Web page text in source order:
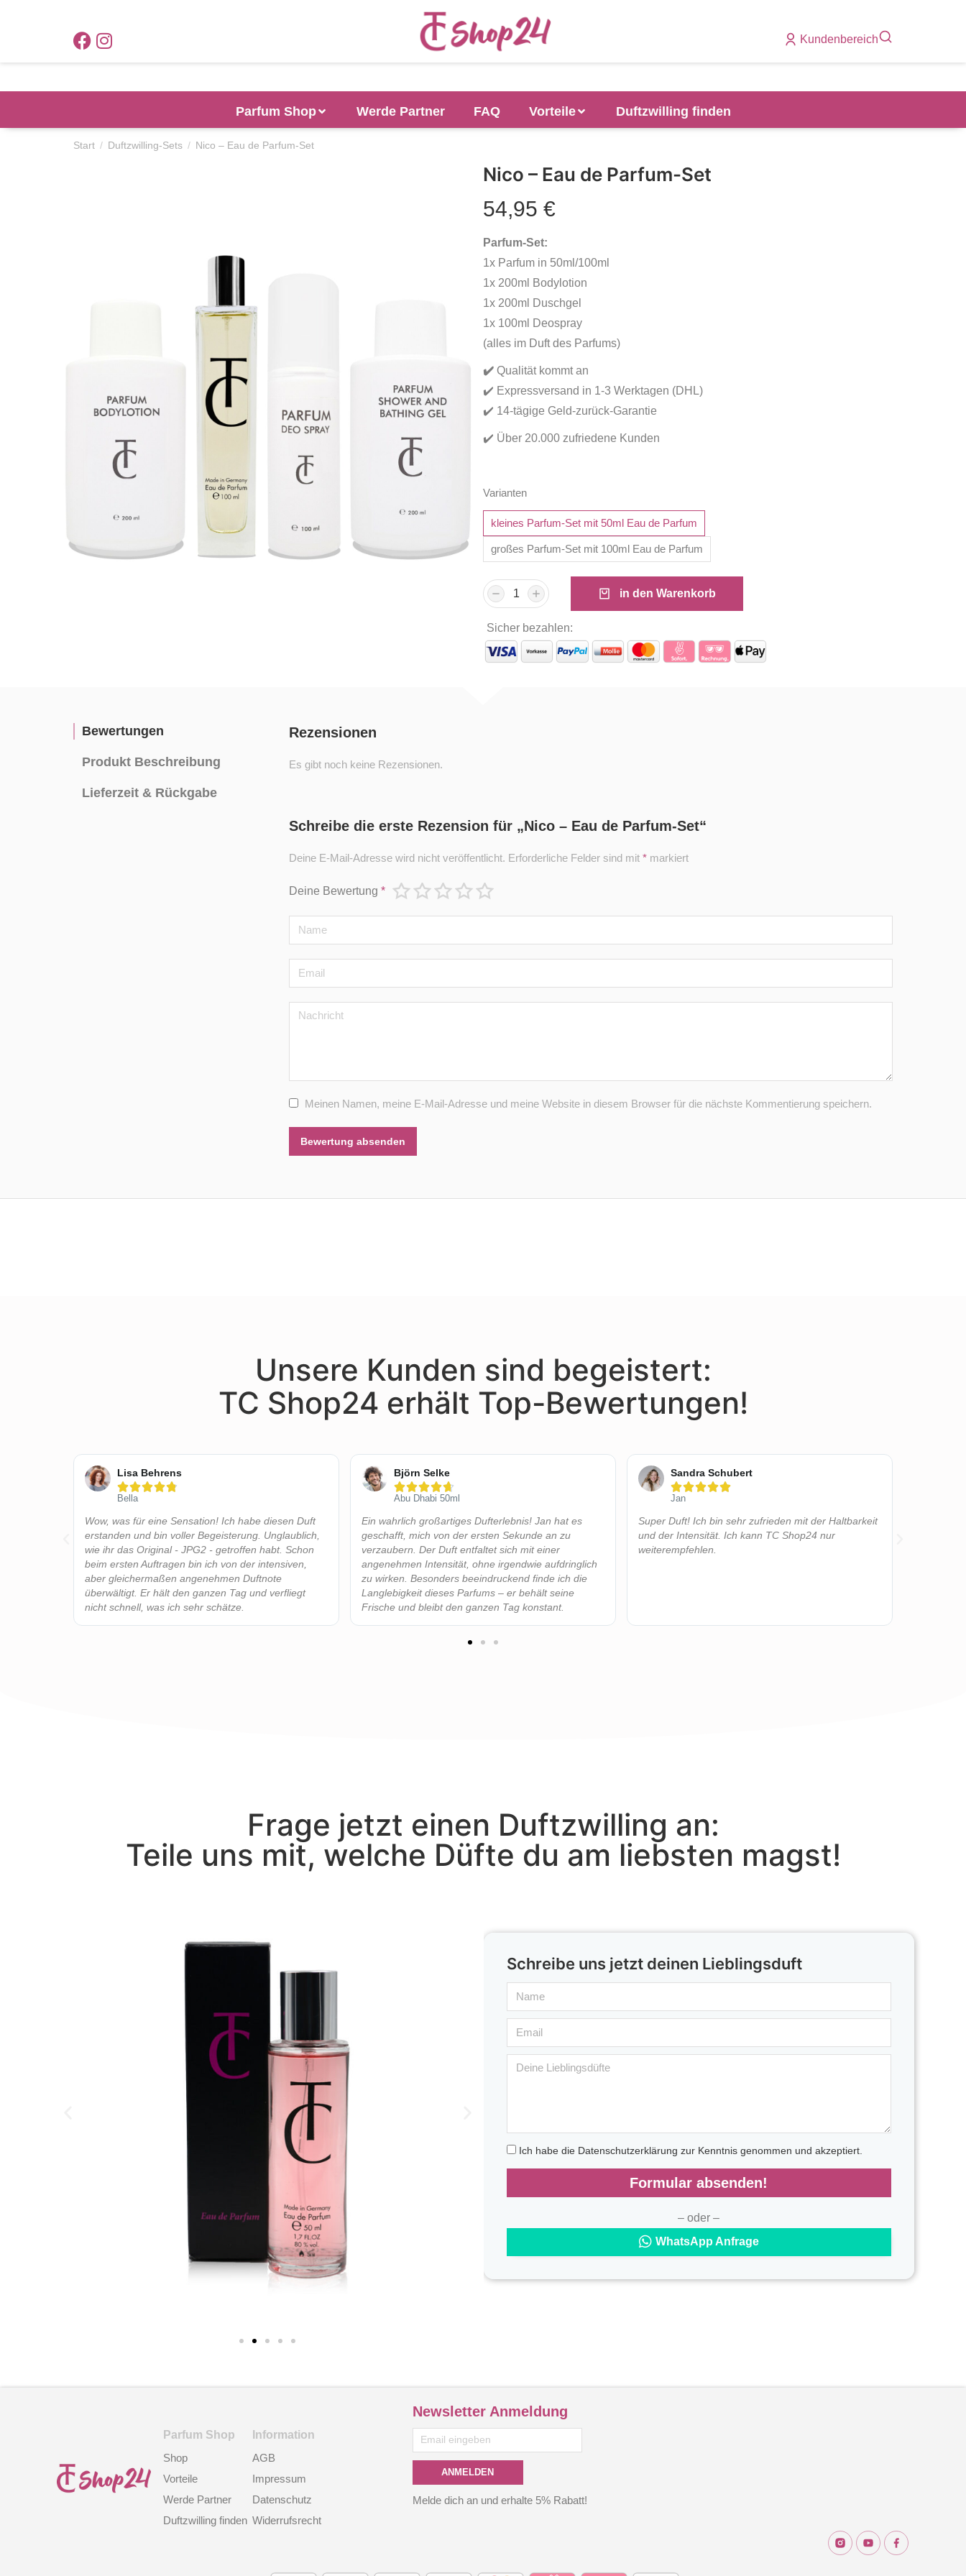
Kundenbereich
Parfum Shop Werde Partner FAQ Vorteile Duftzwilling finden
Sie befinden sich hier:
Start Duftzwilling-Sets Nico – Eau de Parfum-Set
Nico – Eau de Parfum-Set
54,95 €
Parfum-Set:
1x Parfum in 50ml/100ml
1x 200ml Bodylotion
1x 200ml Duschgel
1x 100ml Deospray
(alles im Duft des Parfums)
✔ Qualität kommt an
✔️ Expressversand in 1-3 Werktagen (DHL)
✔️ 14-tägige Geld-zurück-Garantie
✔️ Über 20.000 zufriedene Kunden
Varianten
kleines Parfum-Set mit 50ml Eau de Parfum
großes Parfum-Set mit 100ml Eau de Parfum
in den Warenkorb
Sicher bezahlen:
Bewertungen
Produkt Beschreibung
Lieferzeit & Rückgabe
Rezensionen
Es gibt noch keine Rezensionen.
Schreibe die erste Rezension für „Nico – Eau de Parfum-Set“
Deine E-Mail-Adresse wird nicht veröffentlicht. Erforderliche Felder sind mit * markiert
Deine Bewertung *
Meinen Namen, meine E-Mail-Adresse und meine Website in diesem Browser für die nächste Kommentierung speichern.
Bewertung absenden
Unsere Kunden sind begeistert:
TC Shop24 erhält Top-Bewertungen!
Lisa Behrens

Bella
Wow, was für eine Sensation! Ich habe diesen Duft
erstanden und bin voller Begeisterung. Unglaublich,
wie ihr das Original - JPG2 - getroffen habt. Schon
beim ersten Auftragen bin ich von der intensiven,
aber gleichermaßen angenehmen Duftnote
überwältigt. Er hält den ganzen Tag und verfliegt
nicht schnell, was ich sehr schätze.
Björn Selke

Abu Dhabi 50ml
Ein wahrlich großartiges Dufterlebnis! Jan hat es
geschafft, mich von der ersten Sekunde an zu
verzaubern. Der Duft entfaltet sich mit einer
angenehmen Intensität, ohne irgendwie aufdringlich
zu wirken. Besonders beeindruckend finde ich die
Langlebigkeit dieses Parfums – er behält seine
Frische und bleibt den ganzen Tag konstant.
Sandra Schubert

Jan
Super Duft! Ich bin sehr zufrieden mit der Haltbarkeit
und der Intensität. Ich kann TC Shop24 nur
weiterempfehlen.
Frage jetzt einen Duftzwilling an:
Teile uns mit, welche Düfte du am liebsten magst!
Schreibe uns jetzt deinen Lieblingsduft
Ich habe die Datenschutzerklärung zur Kenntnis genommen und akzeptiert.
Formular absenden!
– oder –
WhatsApp Anfrage
Parfum Shop
Shop
Vorteile
Werde Partner
Duftzwilling finden
Information
AGB
Impressum
Datenschutz
Widerrufsrecht
Newsletter Anmeldung
ANMELDEN
Melde dich an und erhalte 5% Rabatt!